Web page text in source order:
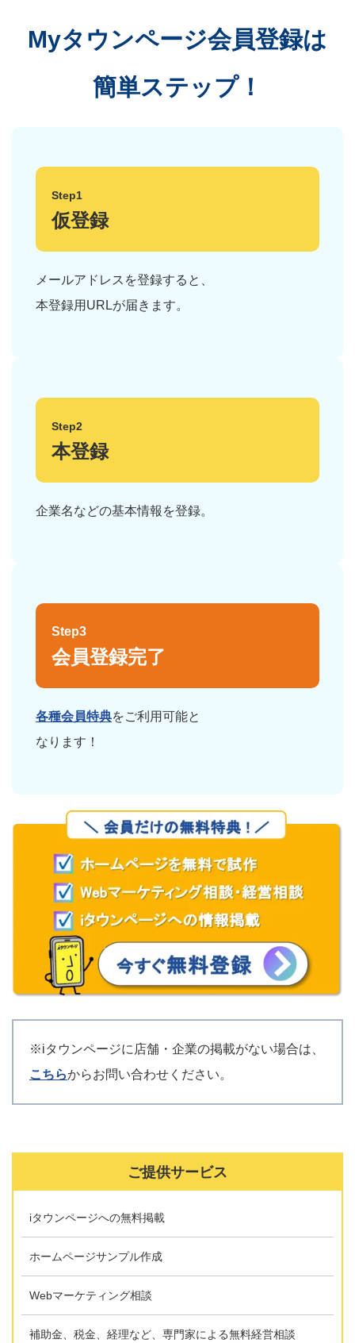
Myタウンページ会員登録は
簡単ステップ！
Step1
仮登録
メールアドレスを登録すると、
本登録用URLが届きます。
Step2
本登録
企業名などの基本情報を登録。
Step3
会員登録完了
各種会員特典をご利用可能と
なります！
※iタウンページに店舗・企業の掲載がない場合は、
こちらからお問い合わせください。
ご提供サービス
iタウンページへの無料掲載
ホームページサンプル作成
Webマーケティング相談
補助金、税金、経理など、専門家による無料経営相談